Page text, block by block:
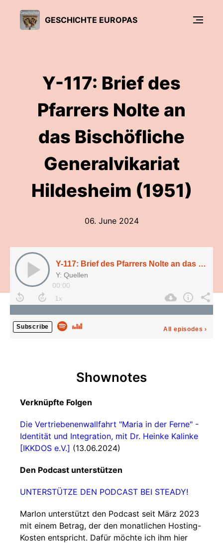
GESCHICHTE EUROPAS
Y-117: Brief des
Pfarrers Nolte an
das Bischöfliche
Generalvikariat
Hildesheim (1951)
06. June 2024
Y-117: Brief des Pfarrers Nolte an das Bischöfliche Generalvikariat Hildesheim (1951)
Y: Quellen
00:00
Subscribe All episodes ›
Shownotes
Verknüpfte Folgen
Die Vertriebenenwallfahrt "Maria in der Ferne" -
Identität und Integration, mit Dr. Heinke Kalinke
[IKKDOS e.V.] (13.06.2024)
Den Podcast unterstützen
UNTERSTÜTZE DEN PODCAST BEI STEADY!
Marlon unterstützt den Podcast seit März 2023
mit einem Betrag, der den monatlichen Hosting-
Kosten entspricht. Dafür möchte ich ihm hier